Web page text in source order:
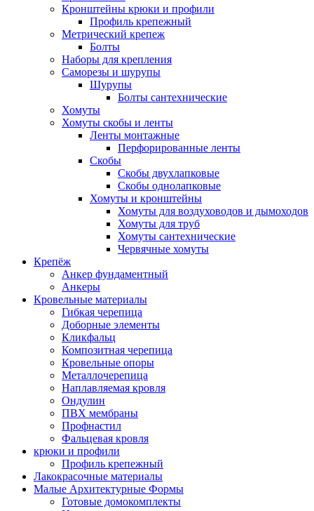
Кронштейны крюки и профили
Профиль крепежный
Метрический крепеж
Болты
Наборы для крепления
Саморезы и шурупы
Шурупы
Болты сантехнические
Хомуты
Хомуты скобы и ленты
Ленты монтажные
Перфорированные ленты
Скобы
Скобы двухлапковые
Скобы однолапковые
Хомуты и кронштейны
Хомуты для воздуховодов и дымоходов
Хомуты для труб
Хомуты сантехнические
Червячные хомуты
Крепёж
Анкер фундаментный
Анкеры
Кровельные материалы
Гибкая черепица
Доборные элементы
Кликфальц
Композитная черепица
Кровельные опоры
Металлочерепица
Наплавляемая кровля
Ондулин
ПВХ мембраны
Профнастил
Фальцевая кровля
крюки и профили
Профиль крепежный
Лакокрасочные материалы
Малые Архитектурные Формы
Готовые домокомплекты